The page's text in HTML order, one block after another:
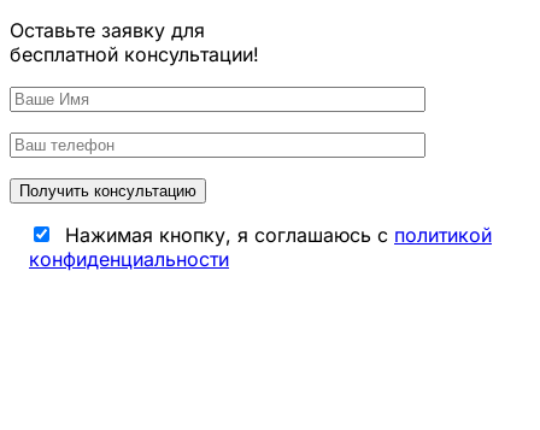
Оставьте заявку для
бесплатной консультации!
Нажимая кнопку, я соглашаюсь с политикой
конфиденциальности